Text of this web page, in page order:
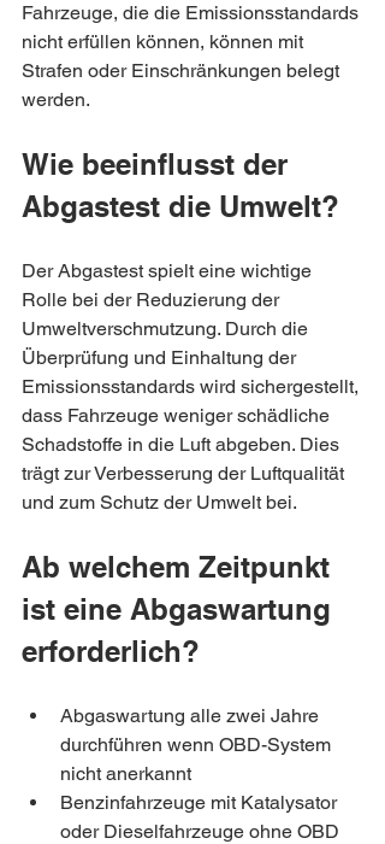
Fahrzeuge, die die Emissionsstandards
nicht erfüllen können, können mit
Strafen oder Einschränkungen belegt
werden.
Wie beeinflusst der
Abgastest die Umwelt?
Der Abgastest spielt eine wichtige
Rolle bei der Reduzierung der
Umweltverschmutzung. Durch die
Überprüfung und Einhaltung der
Emissionsstandards wird sichergestellt,
dass Fahrzeuge weniger schädliche
Schadstoffe in die Luft abgeben. Dies
trägt zur Verbesserung der Luftqualität
und zum Schutz der Umwelt bei.
Ab welchem Zeitpunkt
ist eine Abgaswartung
erforderlich?
Abgaswartung alle zwei Jahre
durchführen wenn OBD-System
nicht anerkannt
Benzinfahrzeuge mit Katalysator
oder Dieselfahrzeuge ohne OBD